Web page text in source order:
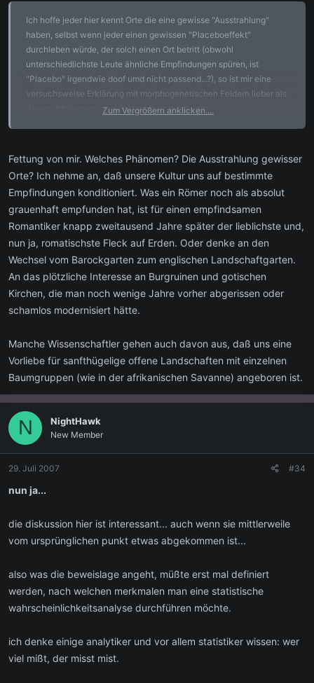
Ich hoffe jeder hier kennt Orte die eine gewisse "Ausstrahlung"
haben, selbst wenn jeder einen gewissen "Placeboeffekt"
durchleben würde, der solch einen Ort betritt (obwohl
unterschiedlichste Leute ähnliche Empfindungen spüren, ist
"Placebo" irgendwie doof umd nicht passend...?), so ist mir eine
versuchsweise Erklärung mit morphogenetischen Feldern lieber als
grundsätzlich als nicht vorhanden oder als
Zum Vergrößern anklicken....
Fettung von mir. Welches Phänomen? Die Ausstrahlung gewisser
Orte? Ich nehme an, daß unsere Kultur uns auf bestimmte
Empfindungen konditioniert. Was ein Römer noch als absolut
grauenhaft empfunden hat, ist für einen empfindsamen
Romantiker knapp zweitausend Jahre später der lieblichste und,
nun ja, romatischste Fleck auf Erden. Oder denke an den
Wechsel vom Barockgarten zum englischen Landschaftgarten.
An das plötzliche Interesse an Burgruinen und gotischen
Kirchen, die man noch wenige Jahre vorher abgerissen oder
schamlos modernisiert hätte.
Manche Wissenschaftler gehen auch davon aus, daß uns eine
Vorliebe für sanfthügelige offene Landschaften mit einzelnen
Baumgruppen (wie in der afrikanischen Savanne) angeboren ist.
N NightHawk
New Member
29. Juli 2007 #34
nun ja...
die diskussion hier ist interessant... auch wenn sie mittlerweile
vom ursprünglichen punkt etwas abgekommen ist...
also was die beweislage angeht, müßte erst mal definiert
werden, nach welchen merkmalen man eine statistische
wahrscheinlichkeitsanalyse durchführen möchte.
ich denke einige analytiker und vor allem statistiker wissen: wer
viel mißt, der misst mist.